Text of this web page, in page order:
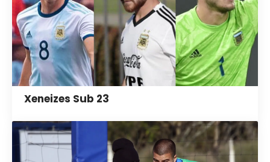
Xeneizes Sub 23